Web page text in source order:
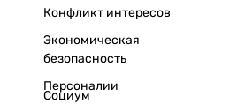
Конфликт интересов
Экономическая
безопасность
Персоналии
Социум